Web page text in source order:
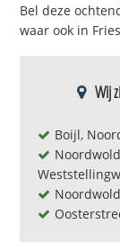
Bel deze
waar ook in
Wij
Boijl,